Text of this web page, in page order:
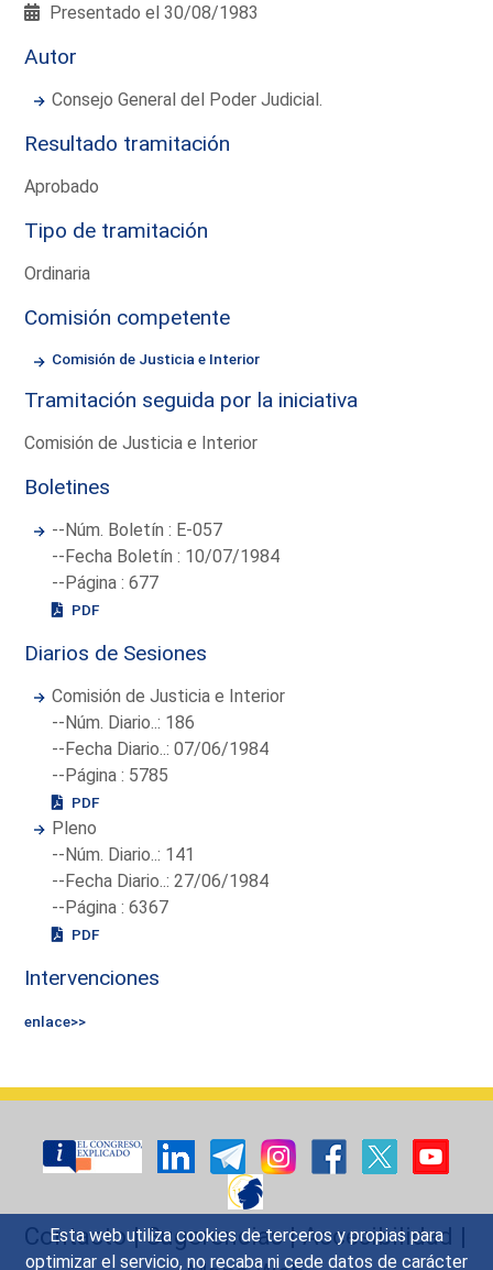
Esta web utiliza cookies de terceros y propias para
optimizar el servicio, no recaba ni cede datos de carácter
Presentado el 30/08/1983
Autor
Consejo General del Poder Judicial.
Resultado tramitación
Aprobado
Tipo de tramitación
Ordinaria
Comisión competente
Comisión de Justicia e Interior
Tramitación seguida por la iniciativa
Comisión de Justicia e Interior
Boletines
--Núm. Boletín : E-057
--Fecha Boletín : 10/07/1984
--Página : 677
PDF
Diarios de Sesiones
Comisión de Justicia e Interior
--Núm. Diario..: 186
--Fecha Diario..: 07/06/1984
--Página : 5785
PDF
Pleno
--Núm. Diario..: 141
--Fecha Diario..: 27/06/1984
--Página : 6367
PDF
Intervenciones
enlace>>
Contacto|Sugerencias|Accesibilidad |